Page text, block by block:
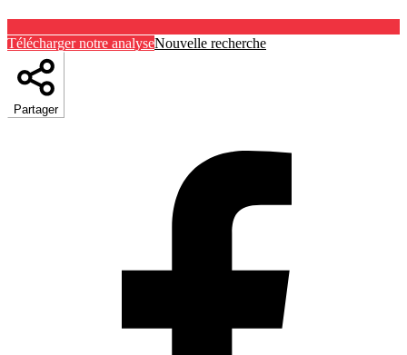
Télécharger notre analyseNouvelle recherche
Partager